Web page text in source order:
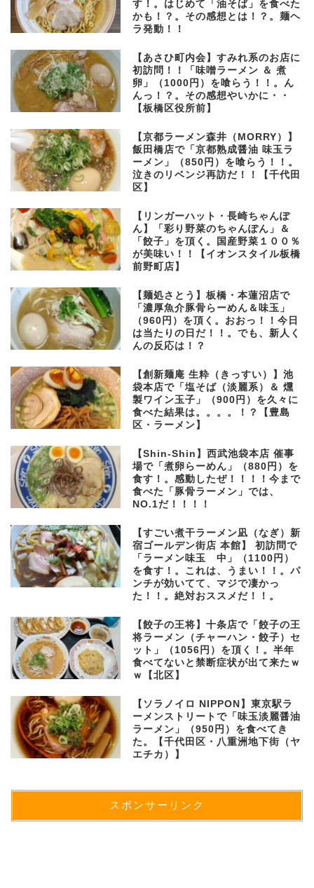
す！。はじめて「油そば」を食べた
かも！？。その感想とは！？。麺ヘ
ラ発動！！
【あさひ町内会】すみれ系のお店に
初訪問！！「味噌ラーメン ＆ 煮
卵」（1000円）を喰らう！！。ん
んっ！？。その感想やいかに・・
【板橋区役所前】
【京都ラーメン森井（MORRY）】
飯田橋店で「京都熟成醤油 味玉ラ
ーメン」（850円）を喰らう！！。
泣きのリベンジ再訪だ！！【千代田
区】
【リンガーハット・長崎ちゃんぽ
ん】「彩り野菜のちゃんぽん」＆
「餃子」を頂く。国産野菜１００％
が美味い！！【イオンスタイル板橋
前野町店】
【麺処さとう】板橋・本蓮沼店で
「濃厚魚介豚骨らーめん＆味玉」
（960円）を頂く。おおっ！！今日
は当たりの日だ！！。でも、新人く
んの反応は！？
【創新麺庵 生粋（きっすい）】池
袋本店で「塩そば（淡麗系）＆ 燻
製ワイン玉子」（900円）を久々に
食べた結果は。。。。！？【豊島
区・ラーメン】
【Shin-Shin】西武池袋本店 催事
場で「煮卵らーめん」（880円）を
食す！。感動したぜ！！！！今まで
食べた「豚骨ラーメン」では、
NO.1だ！！！！
【すごい煮干ラーメン凪（なぎ）新
宿ゴールデン街店 本館】 初訪問で
「ラーメン味玉 中」（1100円）
を食す！。これは、うまい！！。パ
ンチが効いてて、マジで凄かっ
た！！。絶対おススメだ！！。
【餃子の王将】十条店で「餃子の王
将ラーメン（チャーハン・餃子）セ
ット」（1056円）を頂く！。半年
食べてないと禁断症状が出て来たｗ
ｗ【北区】
【ソラノイロ NIPPON】東京駅ラ
ーメンストリートで「味玉淡麗醤油
ラーメン」（950円）を食べてき
た。【千代田区・八重洲地下街（ヤ
エチカ）】
スポンサーリンク